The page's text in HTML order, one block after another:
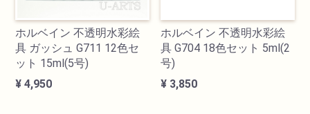
ホルベイン 不透明水彩絵
具 ガッシュ G711 12色セ
ット 15ml(5号)
¥ 4,950
ホルベイン 不透明水彩絵
具 G704 18色セット 5ml(2
号)
¥ 3,850
日本画絵具
画溶液